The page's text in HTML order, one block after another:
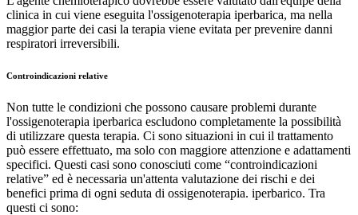
clinica in cui viene eseguita l'ossigenoterapia iperbarica, ma nella
maggior parte dei casi la terapia viene evitata per prevenire danni
respiratori irreversibili.
Controindicazioni relative
Non tutte le condizioni che possono causare problemi durante
l'ossigenoterapia iperbarica escludono completamente la possibilità
di utilizzare questa terapia. Ci sono situazioni in cui il trattamento
può essere effettuato, ma solo con maggiore attenzione e adattamenti
specifici. Questi casi sono conosciuti come “controindicazioni
relative” ed è necessaria un'attenta valutazione dei rischi e dei
benefici prima di ogni seduta di ossigenoterapia. iperbarico. Tra
questi ci sono: